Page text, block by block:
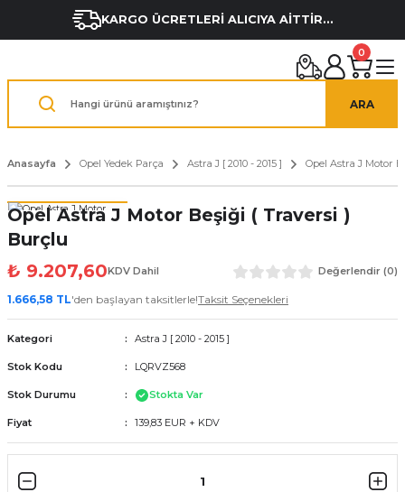
KARGO ÜCRETLERİ ALICIYA AİTTİR...
ARA
0
Anasayfa Opel Yedek Parça Astra J [ 2010 - 2015 ] Opel Astra J Motor
Opel Astra J Motor Beşiği ( Traversi )
Burçlu
₺ 9.207,60KDV Dahil Değerlendir (0)
1.666,58 TL'den başlayan taksitlerle!Taksit Seçenekleri
Kategori Astra J [ 2010 - 2015 ]
Stok Kodu LQRVZ568
Stok Durumu Stokta Var
Fiyat 139,83 EUR + KDV